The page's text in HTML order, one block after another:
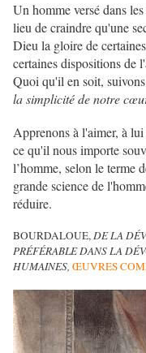
Un homme versé dans
lieu de craindre qu'une
Dieu la gloire de
certaines dispositions de
Quoi qu'il en soit,
la simplicité de notre
Apprenons à l'aimer, à
ce qu'il nous importe
l’homme, selon le terme
grande science de
réduire.
BOURDALOUE,DE LA
PRÉFÉRABLE DANS LA
HUMAINES, ŒUVRES